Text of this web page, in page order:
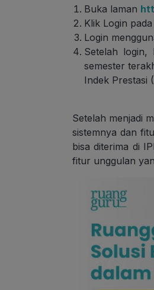
Buka laman
Klik Login
Login
Setelah login,
semester
Indek Prestasi
Setelah menjadi
sistemnya dan
bisa diterima di
fitur unggulan